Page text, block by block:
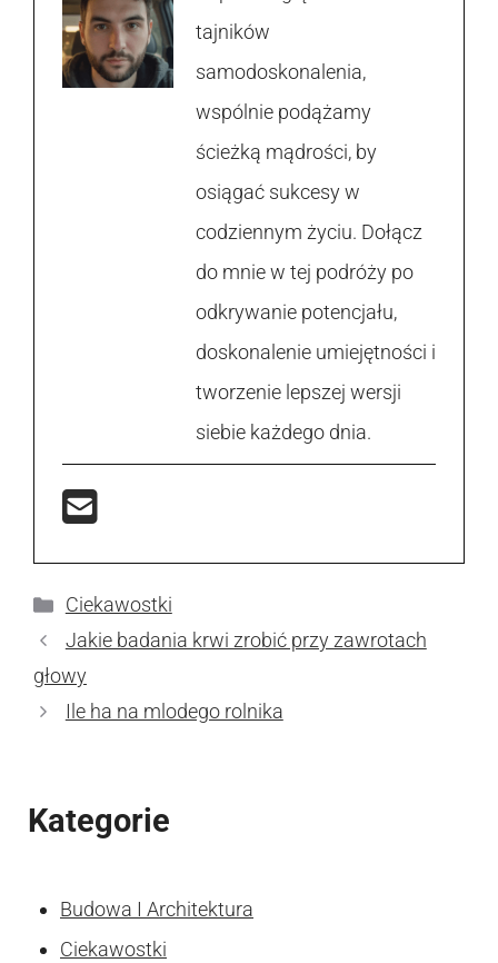
tajników
samodoskonalenia,
wspólnie podążamy
ścieżką mądrości, by
osiągać sukcesy w
codziennym życiu. Dołącz
do mnie w tej podróży po
odkrywanie potencjału,
doskonalenie umiejętności i
tworzenie lepszej wersji
siebie każdego dnia.
Kategorie
Ciekawostki
Jakie badania krwi zrobić przy zawrotach
głowy
Ile ha na mlodego rolnika
Kategorie
Budowa I Architektura
Ciekawostki